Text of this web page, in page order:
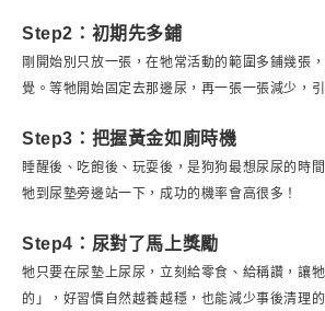
Step2：初期先多鋪
剛開始別只放一張，在牠常活動的範圍多鋪幾張
覺。等牠開始固定去那邊尿，再一張一張減少，
Step3：把握黃金如廁時機
睡醒後、吃飽後、玩耍後，是狗狗最想尿尿的時
牠到尿墊旁邊站一下，成功的機率會高很多！
Step4：尿對了馬上獎勵
牠只要在尿墊上尿尿，立刻給零食、給稱讚，讓
的」，好習慣自然越養越穩，也能減少事後清理的